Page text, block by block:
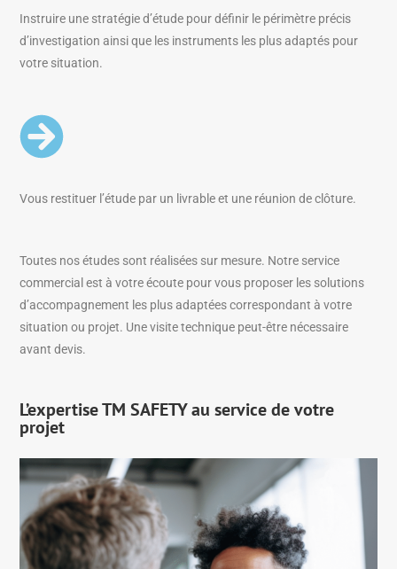
Instruire une stratégie d’étude pour définir le périmètre précis
d’investigation ainsi que les instruments les plus adaptés pour
votre situation.
Vous restituer l’étude par un livrable et une réunion de clôture.
Toutes nos études sont réalisées sur mesure. Notre service
commercial est à votre écoute pour vous proposer les solutions
d’accompagnement les plus adaptées correspondant à votre
situation ou projet. Une visite technique peut-être nécessaire
avant devis.
L’expertise TM SAFETY au service de votre
projet